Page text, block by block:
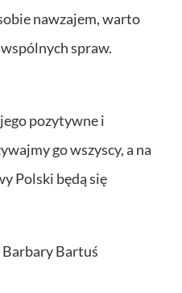
nawzajem, warto
spraw.
pozytywne i
go wszyscy, a na
Polski będą się
Bartuś